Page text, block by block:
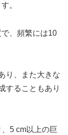
。
、頻繁には10
り、また大きな
することもあり
5 cm以上の巨